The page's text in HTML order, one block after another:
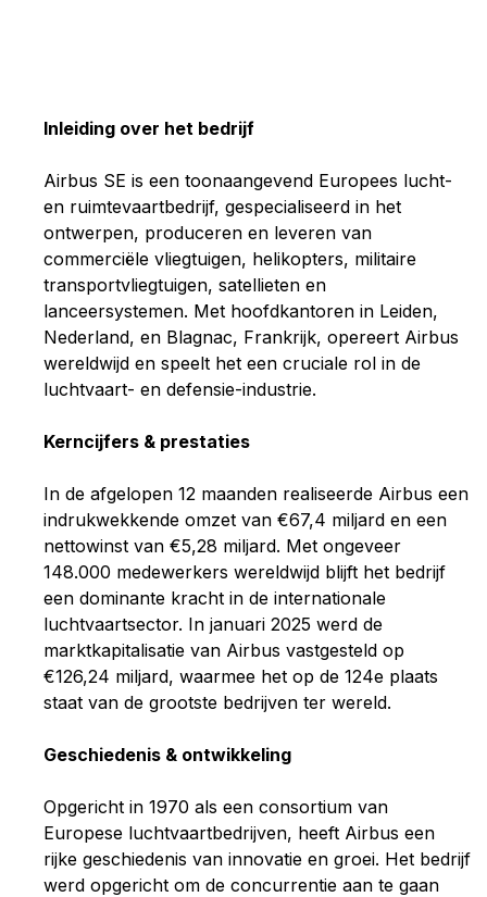
Inleiding over het bedrijf
Airbus SE is een toonaangevend Europees lucht-
en ruimtevaartbedrijf, gespecialiseerd in het
ontwerpen, produceren en leveren van
commerciële vliegtuigen, helikopters, militaire
transportvliegtuigen, satellieten en
lanceersystemen. Met hoofdkantoren in Leiden,
Nederland, en Blagnac, Frankrijk, opereert Airbus
wereldwijd en speelt het een cruciale rol in de
luchtvaart- en defensie-industrie.
Kerncijfers & prestaties
In de afgelopen 12 maanden realiseerde Airbus een
indrukwekkende omzet van €67,4 miljard en een
nettowinst van €5,28 miljard. Met ongeveer
148.000 medewerkers wereldwijd blijft het bedrijf
een dominante kracht in de internationale
luchtvaartsector. In januari 2025 werd de
marktkapitalisatie van Airbus vastgesteld op
€126,24 miljard, waarmee het op de 124e plaats
staat van de grootste bedrijven ter wereld.
Geschiedenis & ontwikkeling
Opgericht in 1970 als een consortium van
Europese luchtvaartbedrijven, heeft Airbus een
rijke geschiedenis van innovatie en groei. Het bedrijf
werd opgericht om de concurrentie aan te gaan